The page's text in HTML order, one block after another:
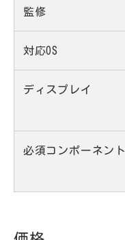
監修
対応OS
ディスプレイ
必須コンポーネント